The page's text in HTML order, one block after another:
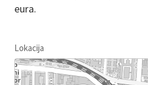
eura.
Lokacija